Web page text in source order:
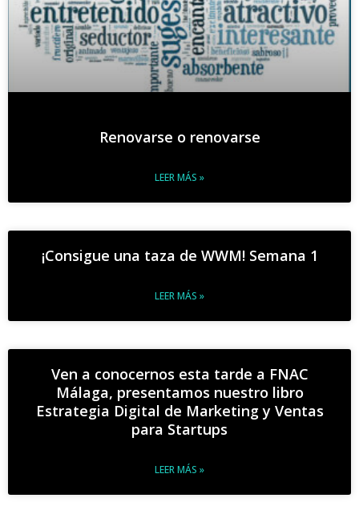
Renovarse o renovarse
LEER MÁS »
¡Consigue una taza de WWM! Semana 1
LEER MÁS »
Ven a conocernos esta tarde a FNAC
Málaga, presentamos nuestro libro
Estrategia Digital de Marketing y Ventas
para Startups
LEER MÁS »